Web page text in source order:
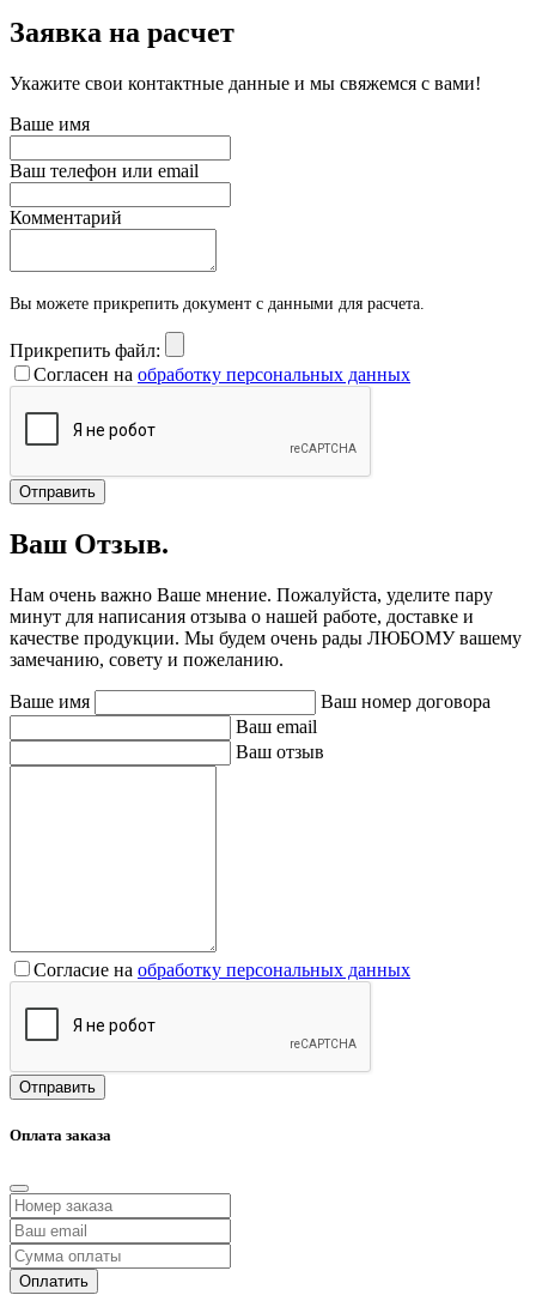
Заявка на расчет
Укажите свои контактные данные и мы свяжемся с вами!
Ваше имя
Ваш телефон или email
Комментарий
Вы можете прикрепить документ с данными для расчета.
Прикрепить файл:
Согласен на обработку персональных данных
Отправить
Ваш Отзыв.
Нам очень важно Ваше мнение. Пожалуйста, уделите пару
минут для написания отзыва о нашей работе, доставке и
качестве продукции. Мы будем очень рады ЛЮБОМУ вашему
замечанию, совету и пожеланию.
Ваше имя
Ваш номер договора
Ваш email
Ваш отзыв
Согласие на обработку персональных данных
Отправить
Оплата заказа
Оплатить